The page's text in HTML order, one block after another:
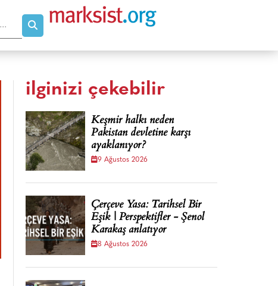
ilginizi çekebilir
Keşmir halkı neden
Pakistan devletine karşı
ayaklanıyor?
9 Ağustos 2026
Çerçeve Yasa: Tarihsel Bir
Eşik | Perspektifler - Şenol
Karakaş anlatıyor
8 Ağustos 2026